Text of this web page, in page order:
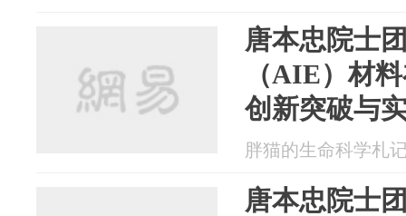
唐本忠院士
（AIE）材
创新突破与
胖猫的生命科学札
唐本忠院士